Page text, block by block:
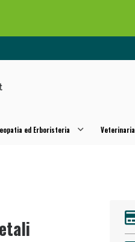
ed Erboristeria Veterinaria
per OGGI!